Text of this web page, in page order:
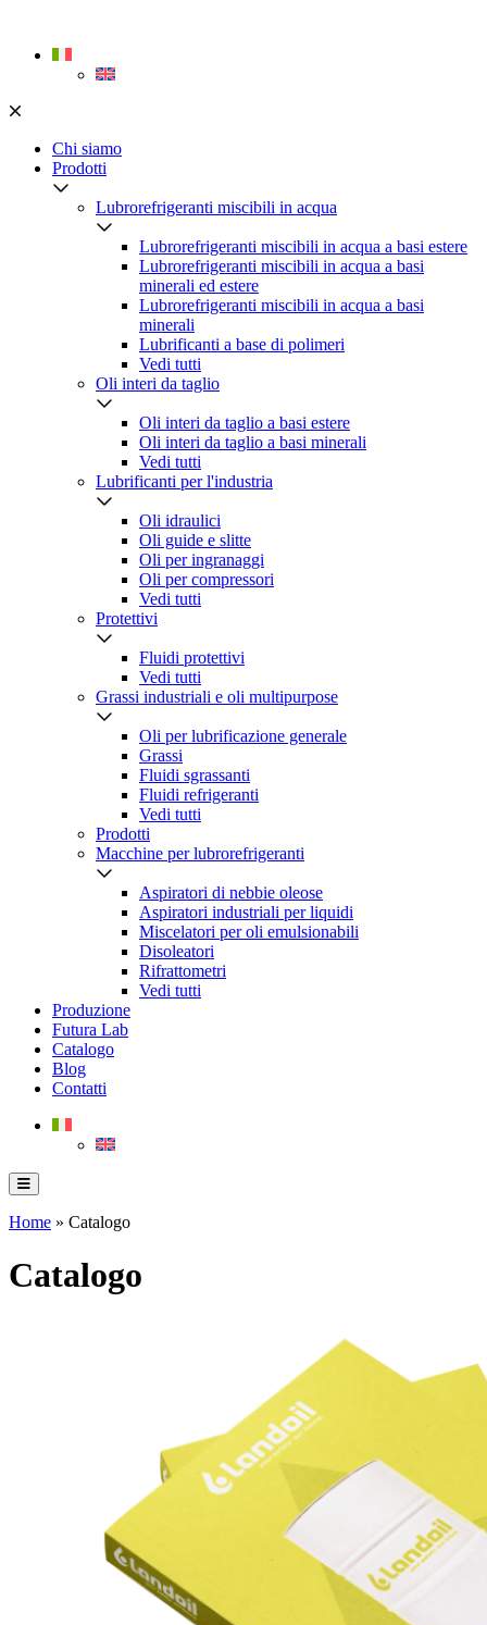
content
Chi siamo
Prodotti
Lubrorefrigeranti miscibili in acqua
Lubrorefrigeranti miscibili in acqua a basi estere
Lubrorefrigeranti miscibili in acqua a basi
minerali ed estere
Lubrorefrigeranti miscibili in acqua a basi
minerali
Lubrificanti a base di polimeri
Vedi tutti
Oli interi da taglio
Oli interi da taglio a basi estere
Oli interi da taglio a basi minerali
Vedi tutti
Lubrificanti per l'industria
Oli idraulici
Oli guide e slitte
Oli per ingranaggi
Oli per compressori
Vedi tutti
Protettivi
Fluidi protettivi
Vedi tutti
Grassi industriali e oli multipurpose
Oli per lubrificazione generale
Grassi
Fluidi sgrassanti
Fluidi refrigeranti
Vedi tutti
Prodotti
Macchine per lubrorefrigeranti
Aspiratori di nebbie oleose
Aspiratori industriali per liquidi
Miscelatori per oli emulsionabili
Disoleatori
Rifrattometri
Vedi tutti
Produzione
Futura Lab
Catalogo
Blog
Contatti
Home » Catalogo
Catalogo